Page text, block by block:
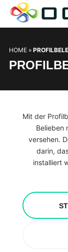
HOME»
Mit der
Belieben
versehen.
darin,
installiert